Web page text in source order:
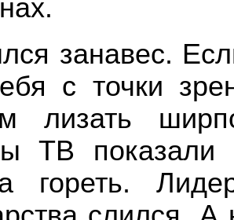
занавес.
с точки
лизать
ТВ показали
гореть.